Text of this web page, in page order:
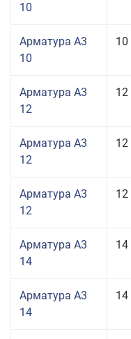
10
Арматура А3
10
10
Арматура А3
12
12
Арматура А3
12
12
Арматура А3
12
12
Арматура А3
14
14
Арматура А3
14
14